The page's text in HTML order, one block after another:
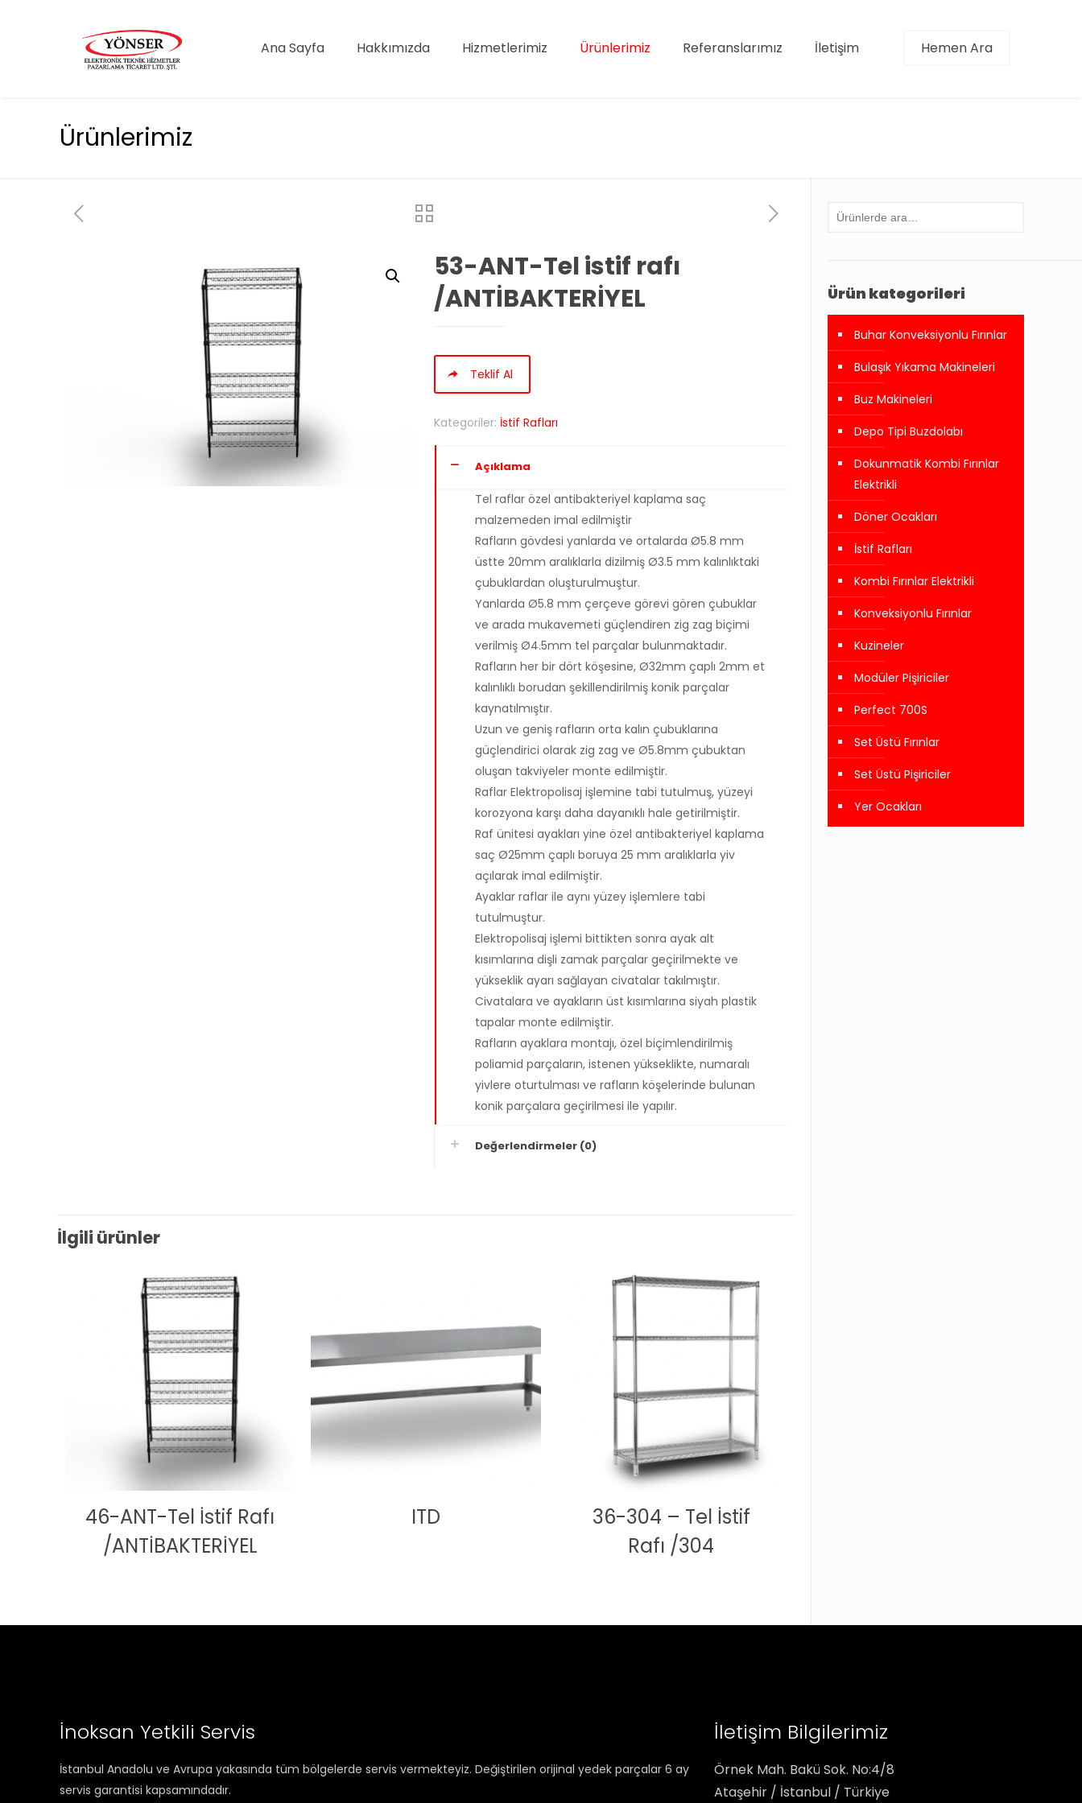
Ana Sayfa Hakkımızda Hizmetlerimiz Ürünlerimiz Referanslarımız İletişim Hemen Ara
Ürünlerimiz
53-ANT-Tel istif rafı
/ANTİBAKTERİYEL
Teklif Al
Kategoriler: İstif Rafları
Açıklama
Tel raflar özel antibakteriyel kaplama saç
malzemeden imal edilmiştir
Rafların gövdesi yanlarda ve ortalarda Ø5.8 mm
üstte 20mm aralıklarla dizilmiş Ø3.5 mm kalınlıktaki
çubuklardan oluşturulmuştur.
Yanlarda Ø5.8 mm çerçeve görevi gören çubuklar
ve arada mukavemeti güçlendiren zig zag biçimi
verilmiş Ø4.5mm tel parçalar bulunmaktadır.
Rafların her bir dört köşesine, Ø32mm çaplı 2mm et
kalınlıklı borudan şekillendirilmiş konik parçalar
kaynatılmıştır.
Uzun ve geniş rafların orta kalın çubuklarına
güçlendirici olarak zig zag ve Ø5.8mm çubuktan
oluşan takviyeler monte edilmiştir.
Raflar Elektropolisaj işlemine tabi tutulmuş, yüzeyi
korozyona karşı daha dayanıklı hale getirilmiştir.
Raf ünitesi ayakları yine özel antibakteriyel kaplama
saç Ø25mm çaplı boruya 25 mm aralıklarla yiv
açılarak imal edilmiştir.
Ayaklar raflar ile aynı yüzey işlemlere tabi
tutulmuştur.
Elektropolisaj işlemi bittikten sonra ayak alt
kısımlarına dişli zamak parçalar geçirilmekte ve
yükseklik ayarı sağlayan civatalar takılmıştır.
Civatalara ve ayakların üst kısımlarına siyah plastik
tapalar monte edilmiştir.
Rafların ayaklara montajı, özel biçimlendirilmiş
poliamid parçaların, istenen yükseklikte, numaralı
yivlere oturtulması ve rafların köşelerinde bulunan
konik parçalara geçirilmesi ile yapılır.
Değerlendirmeler (0)
İlgili ürünler
46-ANT-Tel İstif Rafı
/ANTİBAKTERİYEL
ITD
36-304 – Tel İstif
Rafı /304
Ürün kategorileri
Buhar Konveksiyonlu Fırınlar
Bulaşık Yıkama Makineleri
Buz Makineleri
Depo Tipi Buzdolabı
Dokunmatik Kombi Fırınlar
Elektrikli
Döner Ocakları
İstif Rafları
Kombi Fırınlar Elektrikli
Konveksiyonlu Fırınlar
Kuzineler
Modüler Pişiriciler
Perfect 700S
Set Üstü Fırınlar
Set Üstü Pişiriciler
Yer Ocakları
İnoksan Yetkili Servis
İstanbul Anadolu ve Avrupa yakasında tüm bölgelerde servis vermekteyiz. Değiştirilen orijinal yedek parçalar 6 ay
servis garantisi kapsamındadır.
İletişim Bilgilerimiz
Örnek Mah. Bakü Sok. No:4/8
Ataşehir / İstanbul / Türkiye